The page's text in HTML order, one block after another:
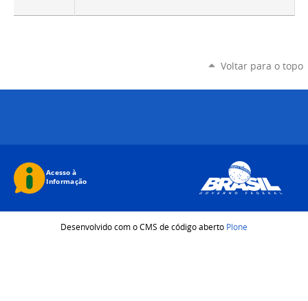
Voltar para o topo
Desenvolvido com o CMS de código aberto Plone